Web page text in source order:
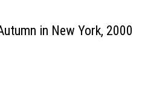
in New York, 2000